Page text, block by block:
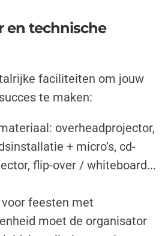
en technische
faciliteiten om jouw
te maken:
overheadprojector,
+ micro’s, cd-
flip-over / whiteboard...
voor feesten met
moet de organisator